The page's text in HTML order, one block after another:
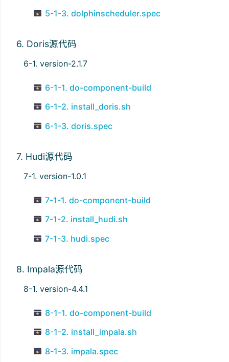
5-1-3. dolphinscheduler.spec
6. Doris源代码
6-1. version-2.1.7
6-1-1. do-component-build
6-1-2. install_doris.sh
6-1-3. doris.spec
7. Hudi源代码
7-1. version-1.0.1
7-1-1. do-component-build
7-1-2. install_hudi.sh
7-1-3. hudi.spec
8. Impala源代码
8-1. version-4.4.1
8-1-1. do-component-build
8-1-2. install_impala.sh
8-1-3. impala.spec